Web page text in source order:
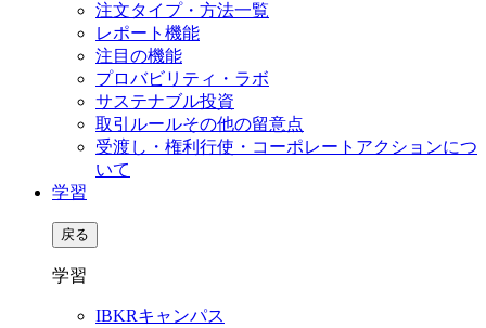
注文タイプ・方法一覧
レポート機能
注目の機能
プロバビリティ・ラボ
サステナブル投資
取引ルールその他の留意点
受渡し・権利行使・コーポレートアクションにつ
いて
学習
戻る
学習
IBKRキャンパス